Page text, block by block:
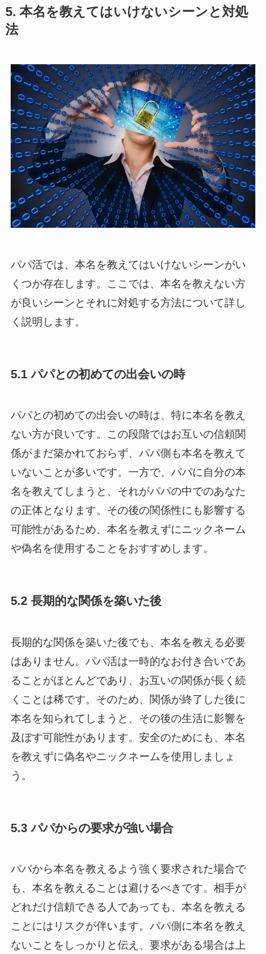
5. 本名を教えてはいけないシーンと対処
法
パパ活では、本名を教えてはいけないシーンがい
くつか存在します。ここでは、本名を教えない方
が良いシーンとそれに対処する方法について詳し
く説明します。
5.1 パパとの初めての出会いの時
パパとの初めての出会いの時は、特に本名を教え
ない方が良いです。この段階ではお互いの信頼関
係がまだ築かれておらず、パパ側も本名を教えて
いないことが多いです。一方で、パパに自分の本
名を教えてしまうと、それがパパの中でのあなた
の正体となります。その後の関係性にも影響する
可能性があるため、本名を教えずにニックネーム
や偽名を使用することをおすすめします。
5.2 長期的な関係を築いた後
長期的な関係を築いた後でも、本名を教える必要
はありません。パパ活は一時的なお付き合いであ
ることがほとんどであり、お互いの関係が長く続
くことは稀です。そのため、関係が終了した後に
本名を知られてしまうと、その後の生活に影響を
及ぼす可能性があります。安全のためにも、本名
を教えずに偽名やニックネームを使用しましょ
う。
5.3 パパからの要求が強い場合
パパから本名を教えるよう強く要求された場合で
も、本名を教えることは避けるべきです。相手が
どれだけ信頼できる人であっても、本名を教える
ことにはリスクが伴います。パパ側に本名を教え
ないことをしっかりと伝え、要求がある場合は上